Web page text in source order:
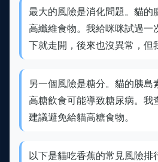
最大的風險是消化問題。貓的
高纖維食物。我給咪咪試過一
下就走開，後來也沒異常，但
另一個風險是糖分。貓的胰島
高糖飲食可能導致糖尿病。我
建議避免給貓高糖食物。
以下是貓吃香蕉的常見風險排